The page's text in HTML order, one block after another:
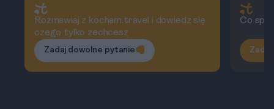
Rozmawiaj z kocham.travel i dowiedz się
czego tylko zechcesz
Zadaj dowolne pytanie
Co